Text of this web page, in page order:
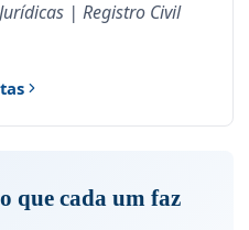
| Registro Civil
que cada um faz